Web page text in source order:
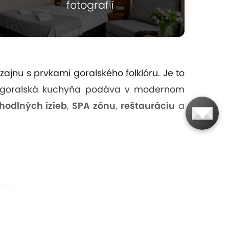
fotografií
s prvkami goralského folklóru. Je to
kuchyňa podáva v modernom
izieb, SPA zónu, reštauráciu a